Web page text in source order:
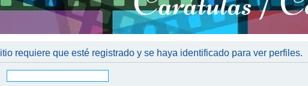
requiere que esté registrado y se haya identificado para ver perfiles.